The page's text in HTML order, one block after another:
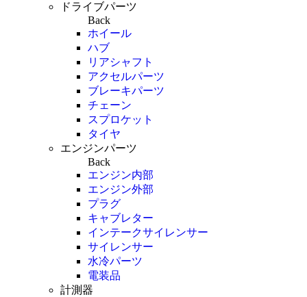
ドライブパーツ
Back
ホイール
ハブ
リアシャフト
アクセルパーツ
ブレーキパーツ
チェーン
スプロケット
タイヤ
エンジンパーツ
Back
エンジン内部
エンジン外部
プラグ
キャブレター
インテークサイレンサー
サイレンサー
水冷パーツ
電装品
計測器